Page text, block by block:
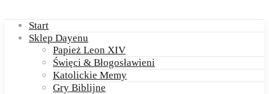
Start
Sklep Dayenu
Papież Leon XIV
Święci & Błogosławieni
Katolickie Memy
Gry Biblijne